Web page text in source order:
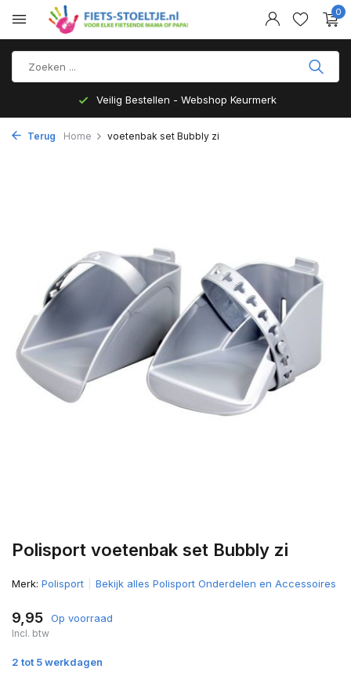
0
Veilig Bestellen - Webshop Keurmerk
Terug Home voetenbak set Bubbly zi
Polisport voetenbak set Bubbly zi
Merk: Polisport Bekijk alles Polisport Onderdelen en Accessoires
9,95 Op voorraad
Incl. btw
2 tot 5 werkdagen